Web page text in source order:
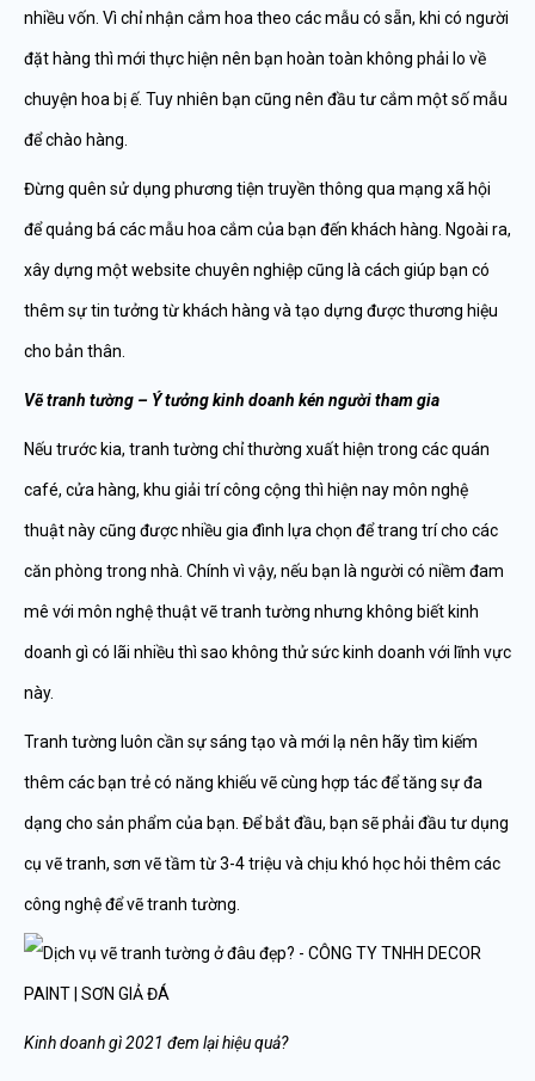
nhiều vốn. Vì chỉ nhận cắm hoa theo các mẫu có sẵn, khi có người
đặt hàng thì mới thực hiện nên bạn hoàn toàn không phải lo về
chuyện hoa bị ế. Tuy nhiên bạn cũng nên đầu tư cắm một số mẫu
để chào hàng.
Đừng quên sử dụng phương tiện truyền thông qua mạng xã hội
để quảng bá các mẫu hoa cắm của bạn đến khách hàng. Ngoài ra,
xây dựng một website chuyên nghiệp cũng là cách giúp bạn có
thêm sự tin tưởng từ khách hàng và tạo dựng được thương hiệu
cho bản thân.
Vẽ tranh tường – Ý tưởng kinh doanh kén người tham gia
Nếu trước kia, tranh tường chỉ thường xuất hiện trong các quán
café, cửa hàng, khu giải trí công cộng thì hiện nay môn nghệ
thuật này cũng được nhiều gia đình lựa chọn để trang trí cho các
căn phòng trong nhà. Chính vì vậy, nếu bạn là người có niềm đam
mê với môn nghệ thuật vẽ tranh tường nhưng không biết kinh
doanh gì có lãi nhiều thì sao không thử sức kinh doanh với lĩnh vực
này.
Tranh tường luôn cần sự sáng tạo và mới lạ nên hãy tìm kiếm
thêm các bạn trẻ có năng khiếu vẽ cùng hợp tác để tăng sự đa
dạng cho sản phẩm của bạn. Để bắt đầu, bạn sẽ phải đầu tư dụng
cụ vẽ tranh, sơn vẽ tầm từ 3-4 triệu và chịu khó học hỏi thêm các
công nghệ để vẽ tranh tường.
Kinh doanh gì 2021 đem lại hiệu quả?